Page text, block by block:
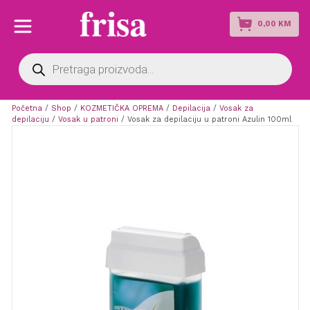
0,00 KM
Products
search
Početna / Shop / KOZMETIČKA OPREMA/ Depilacija / Vosak za
depilaciju / Vosak u patroni / Vosak za depilaciju u patroni Azulin 100ml